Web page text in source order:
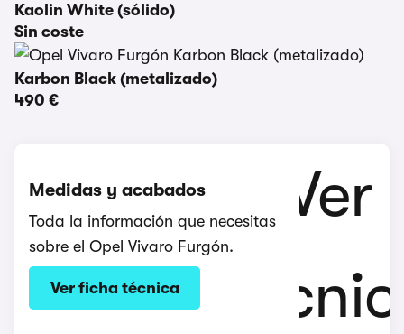
Kaolin White (sólido)
Sin coste
Karbon Black (metalizado)
490 €
Medidas y acabados
Toda la información que necesitas
sobre el Opel Vivaro Furgón.
Ver ficha técnica